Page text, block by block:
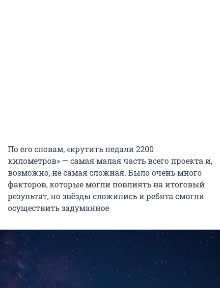
По его словам, «крутить педали 2200
километров» — самая малая часть всего проекта и,
возможно, не самая сложная. Было очень много
факторов, которые могли повлиять на итоговый
результат, но звёзды сложились и ребята смогли
осуществить задуманное